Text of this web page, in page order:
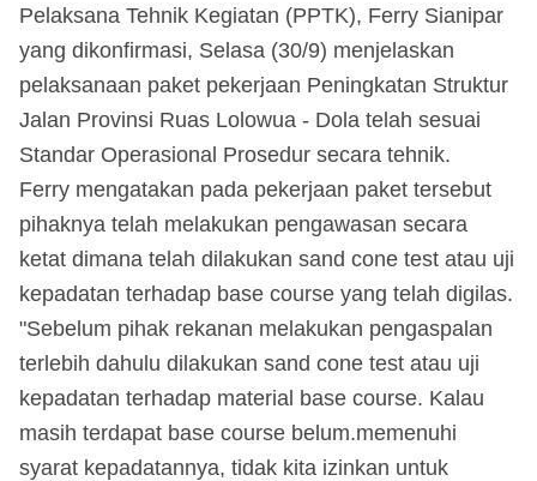
Pelaksana Tehnik Kegiatan (PPTK), Ferry Sianipar
yang dikonfirmasi, Selasa (30/9) menjelaskan
pelaksanaan paket pekerjaan Peningkatan Struktur
Jalan Provinsi Ruas Lolowua - Dola telah sesuai
Standar Operasional Prosedur secara tehnik.
Ferry mengatakan pada pekerjaan paket tersebut
pihaknya telah melakukan pengawasan secara
ketat dimana telah dilakukan sand cone test atau uji
kepadatan terhadap base course yang telah digilas.
"Sebelum pihak rekanan melakukan pengaspalan
terlebih dahulu dilakukan sand cone test atau uji
kepadatan terhadap material base course. Kalau
masih terdapat base course belum.memenuhi
syarat kepadatannya, tidak kita izinkan untuk